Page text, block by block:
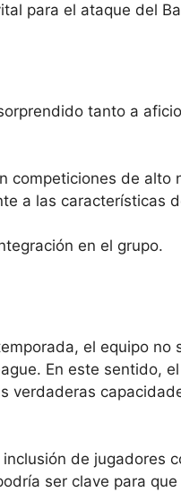
para el ataque del
tanto a
competiciones de alto
a las características
en el grupo.
el equipo no
En este sentido,
verdaderas
de jugadores
ser clave para